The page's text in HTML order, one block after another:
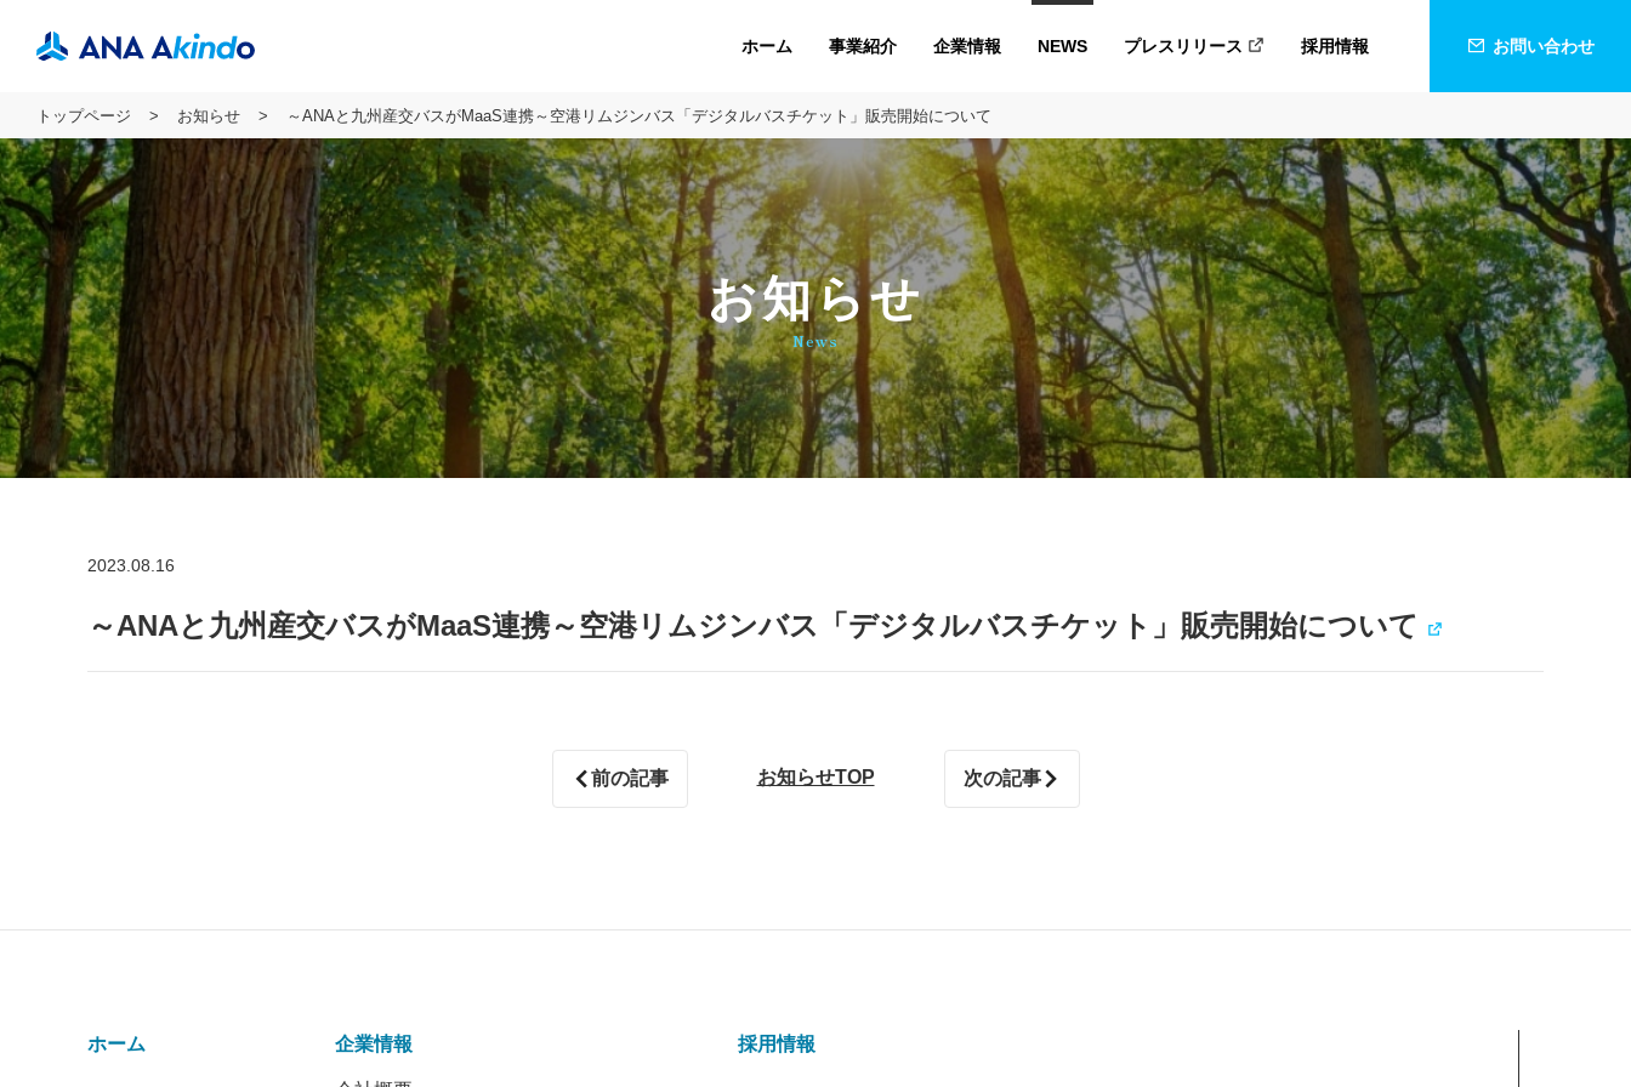
ホーム 事業紹介 企業情報 NEWS プレスリリース 採用情報 お問い合わせ
トップページ お知らせ ～ANAと九州産交バスがMaaS連携～空港リムジンバス「デジタルバスチケット」販売開始について
お知らせ
News
2023.08.16
～ANAと九州産交バスがMaaS連携～空港リムジンバス「デジタルバスチケット」販売開始について
前の記事 お知らせTOP 次の記事
ホーム 企業情報 採用情報